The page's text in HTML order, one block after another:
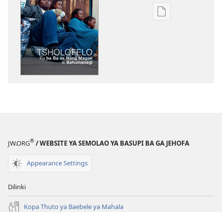
Ditsela
Ba
le
JW.ORG® / WEBSITE YA SEMOLAO YA BASUPI BA GA JEHOFA
Appearance Settings
Dilinki
Kopa Thuto ya Baebele ya Mahala